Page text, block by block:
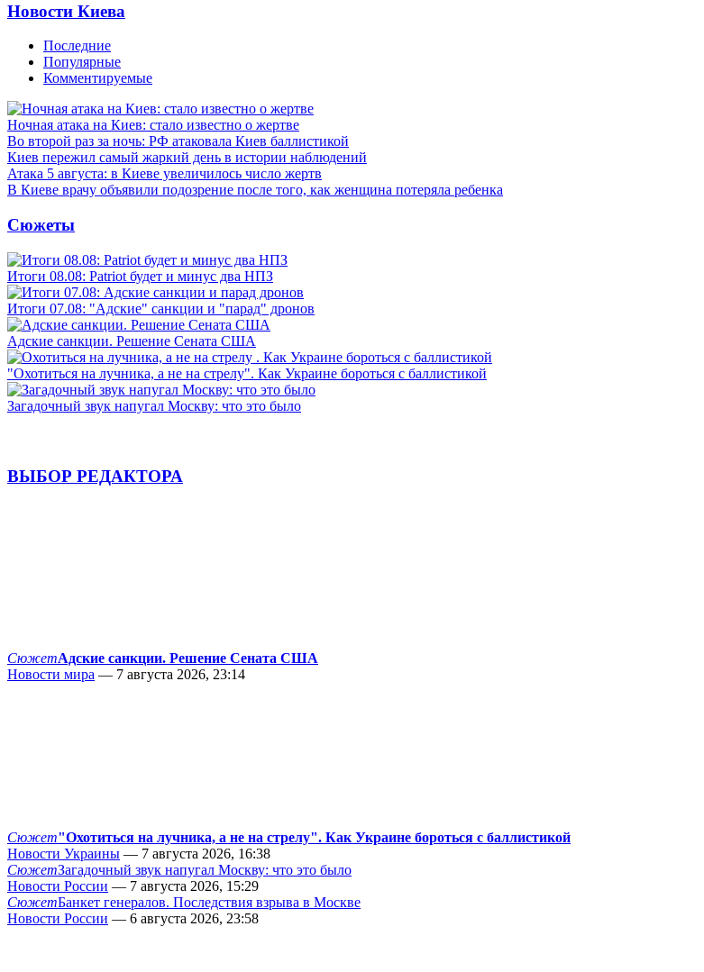
Новости Киева
Последние
Популярные
Комментируемые
Ночная атака на Киев: стало известно о жертве
Во второй раз за ночь: РФ атаковала Киев баллистикой
Киев пережил самый жаркий день в истории наблюдений
Атака 5 августа: в Киеве увеличилось число жертв
В Киеве врачу объявили подозрение после того, как женщина потеряла ребенка
Сюжеты
Итоги 08.08: Patriot будет и минус два НПЗ
Итоги 07.08: "Адские" санкции и "парад" дронов
Адские санкции. Решение Сената США
"Охотиться на лучника, а не на стрелу". Как Украине бороться с баллистикой
Загадочный звук напугал Москву: что это было
ВЫБОР РЕДАКТОРА
СюжетАдские санкции. Решение Сената США
Новости мира — 7 августа 2026, 23:14
Сюжет"Охотиться на лучника, а не на стрелу". Как Украине бороться с баллистикой
Новости Украины — 7 августа 2026, 16:38
СюжетЗагадочный звук напугал Москву: что это было
Новости России — 7 августа 2026, 15:29
СюжетБанкет генералов. Последствия взрыва в Москве
Новости России — 6 августа 2026, 23:58